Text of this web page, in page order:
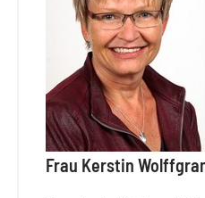
Frau Kerstin